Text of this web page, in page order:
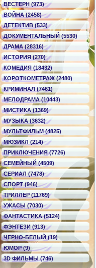
ВЕСТЕРН (973)
ВОЙНА (2458)
ДЕТЕКТИВ (533)
ДОКУМЕНТАЛЬНЫЙ (5530)
ДРАМА (28316)
ИСТОРИЯ (270)
КОМЕДИЯ (18432)
КОРОТКОМЕТРАЖ (2480)
КРИМИНАЛ (7461)
МЕЛОДРАМА (10443)
МИСТИКА (1369)
МУЗЫКА (3632)
МУЛЬТФИЛЬМ (4825)
МЮЗИКЛ (214)
ПРИКЛЮЧЕНИЯ (7726)
СЕМЕЙНЫЙ (4509)
СЕРИАЛ (7478)
СПОРТ (946)
ТРИЛЛЕР (11769)
УЖАСЫ (7030)
ФАНТАСТИКА (5124)
ФЭНТЕЗИ (913)
ЧЕРНО-БЕЛЫЙ (19)
ЮМОР (9)
3D ФИЛЬМЫ (746)